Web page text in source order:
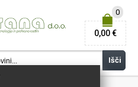
Išči
0
0,00 €